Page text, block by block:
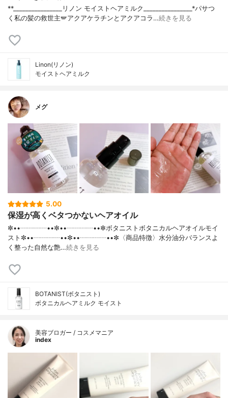
**⁡________________⁡リノン ⁡モイストヘアミルク⁡________________⁡⁡⁡*パサつ
く私の髪の救世主🪽アクアケラチンとアクアコラ…続きを見る
Linon(リノン)
モイストヘアミルク
メグ
5.00
保湿が高くベタつかないヘアオイル
✼••┈┈┈┈••✼••┈┈┈┈••✼ボタニストボタニカルヘアオイルモイ
スト✼••┈┈┈┈••✼••┈┈┈┈••✼〈商品特徴〉水分油分バランスよ
く整った自然な艶…続きを見る
BOTANIST(ボタニスト)
ボタニカルヘアミルク モイスト
美容ブロガー / コスメマニア
index